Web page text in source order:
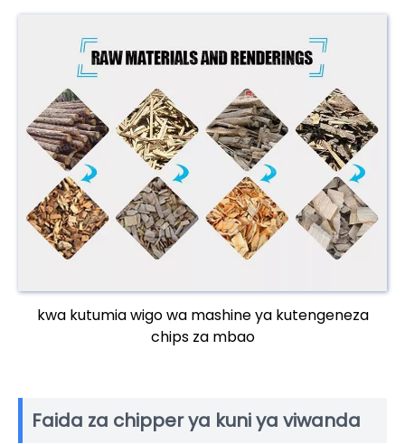
kwa kutumia wigo wa mashine ya kutengeneza
chips za mbao
Faida za chipper ya kuni ya viwanda